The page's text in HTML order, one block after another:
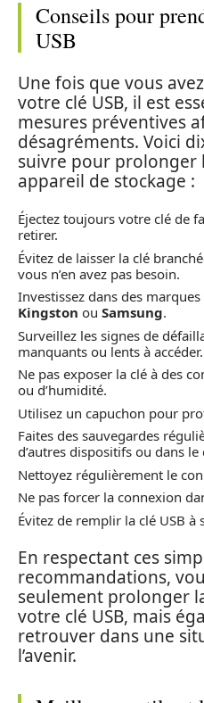
Conseils pour
USB
Une fois que vous
votre clé USB, il est
mesures préventives
désagréments. Voici
suivre pour prolonger
appareil de stockage :
Éjectez toujours votre clé de
retirer.
Évitez de laisser la clé
vous n’en avez pas besoin.
Investissez dans des
Kingston ou Samsung.
Surveillez les signes de
manquants ou lents à accéder.
Ne pas exposer la clé à des
ou d’humidité.
Utilisez un capuchon pour
Faites des sauvegardes
d’autres dispositifs ou dans le
Nettoyez régulièrement le
Ne pas forcer la connexion
Évitez de remplir la clé USB à
En respectant ces
recommandations,
seulement prolonger
votre clé USB, mais
retrouver dans une
l’avenir.